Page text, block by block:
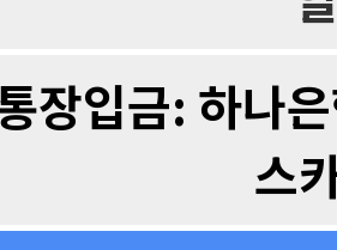
장입금: 하나
스